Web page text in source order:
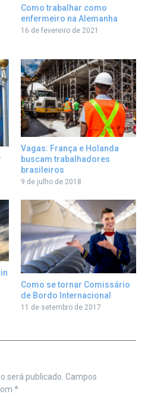
Como trabalhar como
enfermeiro na Alemanha
16 de fevereiro de 2021
Vagas: França e Holanda
buscam trabalhadores
brasileiros
9 de julho de 2018
Como se tornar Comissário
de Bordo Internacional
11 de setembro de 2017
será publicado. Campos
*